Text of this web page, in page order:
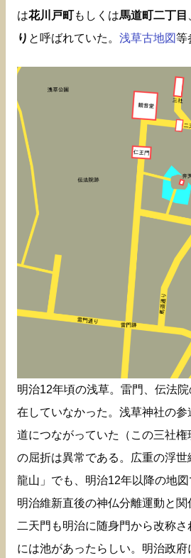
は花川戸町もしくは馬道町二丁目
り と呼ばれていた。 浅草古地図等
明治12年頃の浅草。雷門、伝法
在していなかった。浅草神社の
道につながっていた（この三社
の屈折は異常である。広重の浮
龍山」でも、明治12年以降の地図
明治維新直後の神仏分離運動と関
二天門も明治に随身門から改称
には池があったらしい。明治政